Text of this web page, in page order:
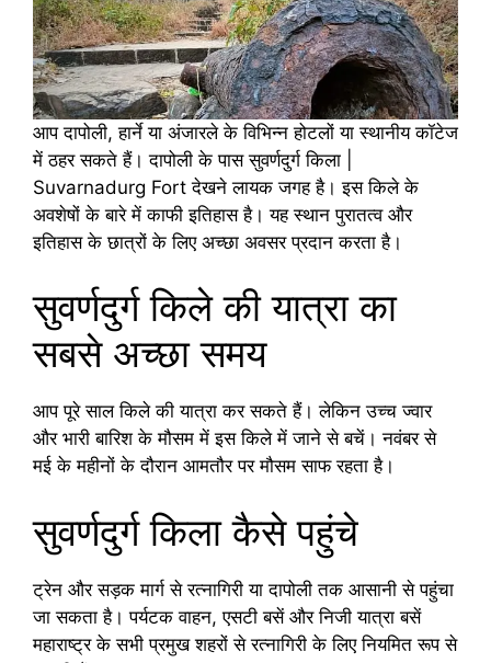
आप दापोली, हार्ने या अंजारले के विभिन्न होटलों या स्थानीय कॉटेज
में ठहर सकते हैं। दापोली के पास सुवर्णदुर्ग किला |
Suvarnadurg Fort देखने लायक जगह है। इस किले के
अवशेषों के बारे में काफी इतिहास है। यह स्थान पुरातत्व और
इतिहास के छात्रों के लिए अच्छा अवसर प्रदान करता है।
सुवर्णदुर्ग किले की यात्रा का
सबसे अच्छा समय
आप पूरे साल किले की यात्रा कर सकते हैं। लेकिन उच्च ज्वार
और भारी बारिश के मौसम में इस किले में जाने से बचें। नवंबर से
मई के महीनों के दौरान आमतौर पर मौसम साफ रहता है।
सुवर्णदुर्ग किला कैसे पहुंचे
ट्रेन और सड़क मार्ग से रत्नागिरी या दापोली तक आसानी से पहुंचा
जा सकता है। पर्यटक वाहन, एसटी बसें और निजी यात्रा बसें
महाराष्ट्र के सभी प्रमुख शहरों से रत्नागिरी के लिए नियमित रूप से